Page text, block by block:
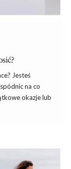
Jesteś
na co
okazje lub
damskiej.
pojawi się w